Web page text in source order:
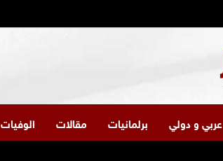
عربي و دولي برلمانيات مقالات الوفيات